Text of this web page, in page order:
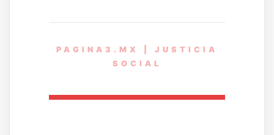
PAGINA3.MX | JUSTICIA
SOCIAL